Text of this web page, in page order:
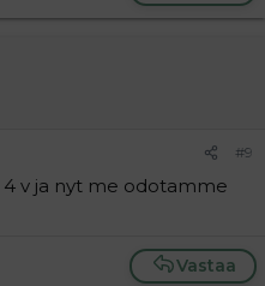
#9
v ja nyt me odotamme
Vastaa